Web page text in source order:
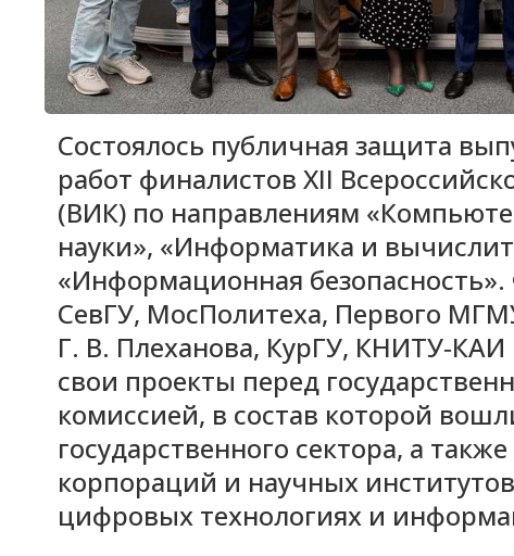
Состоялось публичная защита
работ финалистов XII
(ВИК) по направлениям
науки», «Информатика и
«Информационная
СевГУ, МосПолитеха, Первого
Г. В. Плеханова, КурГУ,
свои проекты перед
комиссией, в состав которой
государственного сектора, а
корпораций и научных
цифровых технологиях и